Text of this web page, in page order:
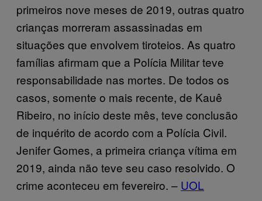
primeiros nove meses de 2019, outras quatro
crianças morreram assassinadas em
situações que envolvem tiroteios. As quatro
famílias afirmam que a Polícia Militar teve
responsabilidade nas mortes. De todos os
casos, somente o mais recente, de Kauê
Ribeiro, no início deste mês, teve conclusão
de inquérito de acordo com a Polícia Civil.
Jenifer Gomes, a primeira criança vítima em
2019, ainda não teve seu caso resolvido. O
crime aconteceu em fevereiro. – UOL